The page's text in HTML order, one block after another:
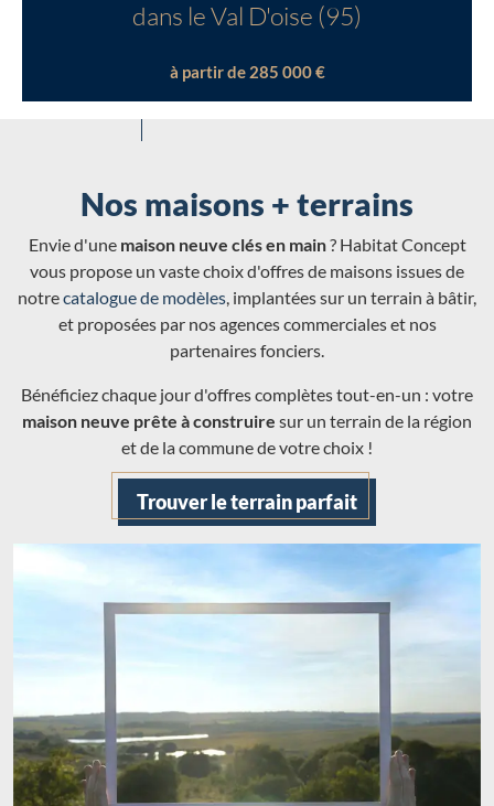
dans le Val D'oise (95)
à partir de 285 000 €
Nos maisons + terrains
Envie d'une maison neuve clés en main? Habitat Concept
vous propose un vaste choix d'offres de maisons issues de
notrecatalogue de modèles, implantées sur un terrain à bâtir,
et proposées par nos agences commerciales et nos
partenaires fonciers.
Bénéficiez chaque jour d'offres complètes tout-en-un : votre
maison neuve prête à construire sur un terrain de la région
et de la commune de votre choix !
Trouver le terrain parfait